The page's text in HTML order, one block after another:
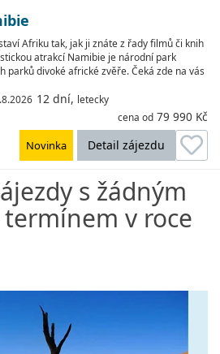
Afriku tak, jak ji znáte z řady filmů či knih
atrakcí Namibie je národní park
parků divoké africké zvěře. Čeká zde na vás
12 dní, letecky
cena od 79 990 Kč
Detail zájezdu
Novinka
s žádným
v roce